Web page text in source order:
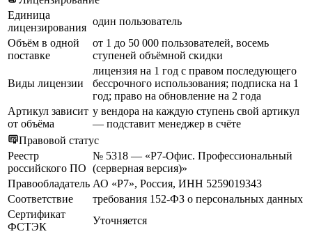
Единица
лицензирования
один пользователь
Объём в одной
поставке
от 1 до 50 000 пользователей, восемь
ступеней объёмной скидки
Виды лицензии
лицензия на 1 год с правом последующего
бессрочного использования; подписка на 1
год; право на обновление на 2 года
Артикул зависит
от объёма
у вендора на каждую ступень свой артикул
— подставит менеджер в счёте
Правовой статус
Реестр
российского ПО
№ 5318 — «Р7-Офис. Профессиональный
(серверная версия)»
Правообладатель АО «Р7», Россия, ИНН 5259019343
Соответствие
требования 152-ФЗ о персональных данных
Сертификат
ФСТЭК
Уточняется